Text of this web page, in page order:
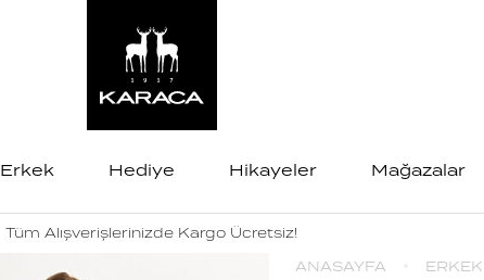
Erkek Hediye Hikayeler Mağazalar
Tüm Alışverişlerinizde Kargo Ücretsiz!
ANASAYFA ERKEK